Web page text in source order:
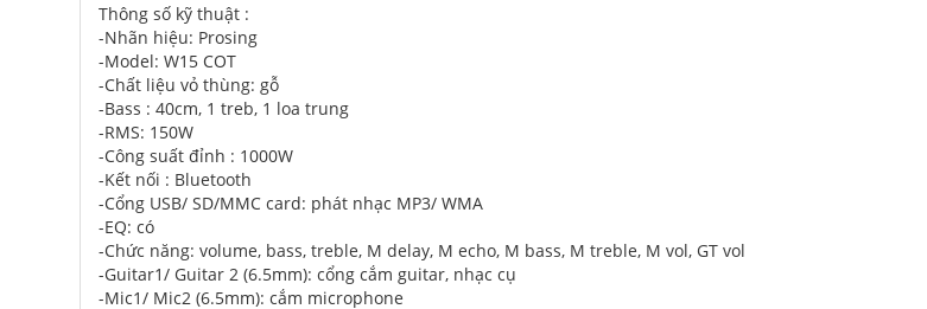
Thông số kỹ thuật :
-Nhãn hiệu: Prosing
-Model: W15 COT
-Chất liệu vỏ thùng: gỗ
-Bass : 40cm, 1 treb, 1 loa trung
-RMS: 150W
-Công suất đỉnh : 1000W
-Kết nối : Bluetooth
-Cổng USB/ SD/MMC card: phát nhạc MP3/ WMA
-EQ: có
-Chức năng: volume, bass, treble, M delay, M echo, M bass, M treble, M vol, GT vol
-Guitar1/ Guitar 2 (6.5mm): cổng cắm guitar, nhạc cụ
-Mic1/ Mic2 (6.5mm): cắm microphone